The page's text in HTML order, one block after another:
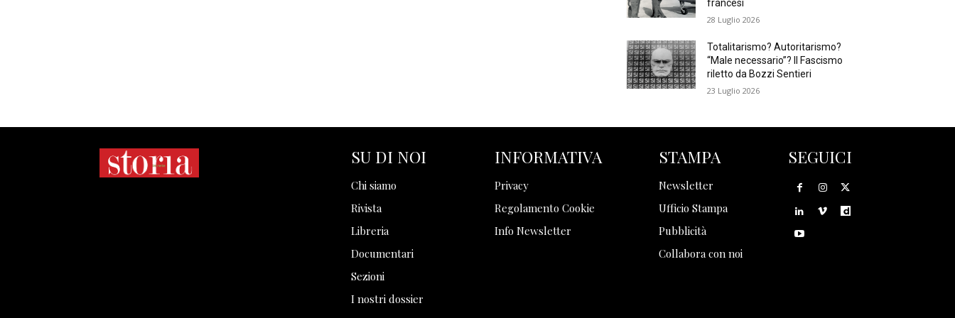
francesi
28 Luglio 2026
Totalitarismo? Autoritarismo?
“Male necessario”? Il Fascismo
riletto da Bozzi Sentieri
23 Luglio 2026
SU DI NOI
Chi siamo
Rivista
Libreria
Documentari
Sezioni
I nostri dossier
INFORMATIVA
Privacy
Regolamento Cookie
Info Newsletter
STAMPA
Newsletter
Ufficio Stampa
Pubblicità
Collabora con noi
SEGUICI